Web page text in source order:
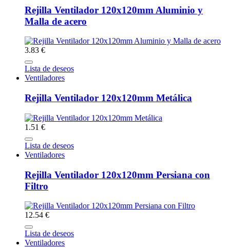
Rejilla Ventilador 120x120mm Aluminio y
Malla de acero
3.83 €
Lista de deseos
Ventiladores
Rejilla Ventilador 120x120mm Metálica
1.51 €
Lista de deseos
Ventiladores
Rejilla Ventilador 120x120mm Persiana con
Filtro
12.54 €
Lista de deseos
Ventiladores